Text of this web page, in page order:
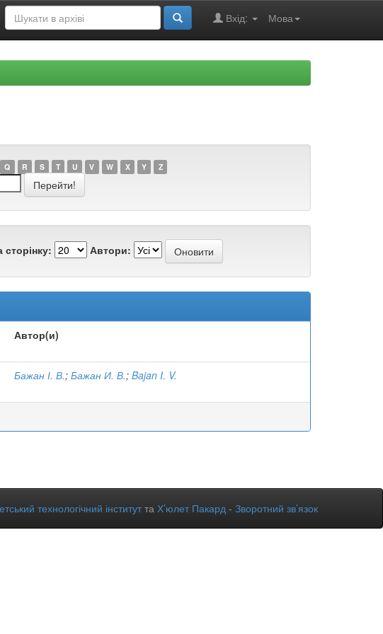
Мова
Вхід:
Q R S T U V W X Y Z
Автори:
Автор(и)
Бажан І. В.; Бажан И. В.; Bajan I. V.
технологічний інститутта Х’юлет Пакард - Зворотний зв’язок